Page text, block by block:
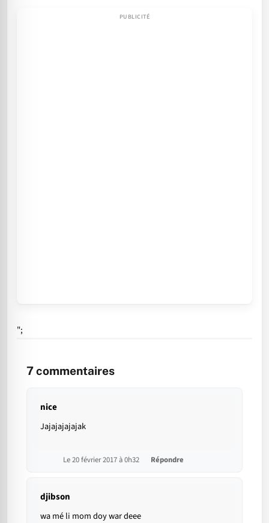
";
7commentaires
nice
Jajajajajajak
Le 20 février 2017 à 0h32 Répondre
djibson
wa mé li mom doy war deee